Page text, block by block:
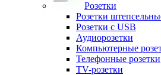
Розетки
Розетки
Розетки с USB
Аудиорозетки
Компьютерные
Телефонные розетки
TV-розетки